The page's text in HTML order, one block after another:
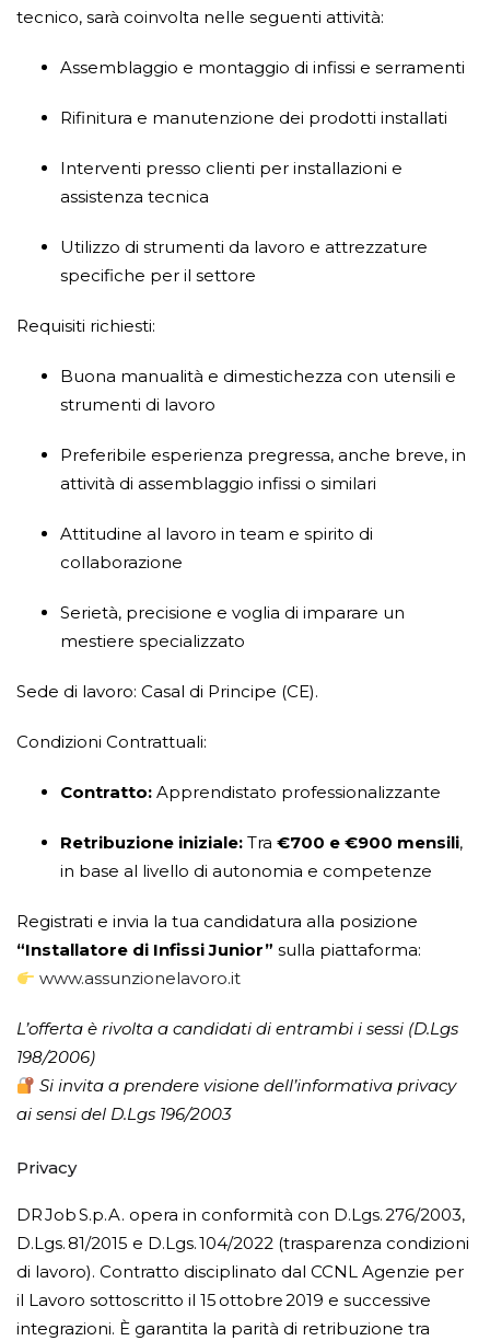
tecnico, sarà coinvolta nelle seguenti attività:
Assemblaggio e montaggio di infissi e serramenti
Rifinitura e manutenzione dei prodotti installati
Interventi presso clienti per installazioni e
assistenza tecnica
Utilizzo di strumenti da lavoro e attrezzature
specifiche per il settore
Requisiti richiesti:
Buona manualità e dimestichezza con utensili e
strumenti di lavoro
Preferibile esperienza pregressa, anche breve, in
attività di assemblaggio infissi o similari
Attitudine al lavoro in team e spirito di
collaborazione
Serietà, precisione e voglia di imparare un
mestiere specializzato
Sede di lavoro: Casal di Principe (CE).
Condizioni Contrattuali:
Contratto: Apprendistato professionalizzante
Retribuzione iniziale: Tra €700 e €900 mensili,
in base al livello di autonomia e competenze
Registrati e invia la tua candidatura alla posizione
“Installatore di Infissi Junior” sulla piattaforma:
www.assunzionelavoro.it
L’offerta è rivolta a candidati di entrambi i sessi (D.Lgs
198/2006)
Si invita a prendere visione dell’informativa privacy
ai sensi del D.Lgs 196/2003
Privacy
DR Job S.p.A. opera in conformità con D.Lgs. 276/2003,
D.Lgs. 81/2015 e D.Lgs. 104/2022 (trasparenza condizioni
di lavoro). Contratto disciplinato dal CCNL Agenzie per
il Lavoro sottoscritto il 15 ottobre 2019 e successive
integrazioni. È garantita la parità di retribuzione tra